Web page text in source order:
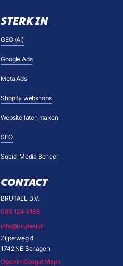
STERK IN
GEO (AI)
Google Ads
Meta Ads
Shopify webshops
Website laten maken
SEO
Social Media Beheer
CONTACT
BRUTAEL B.V.
085 124 9188
info@brutael.nl
Zijperweg 4
1742 NE Schagen
Open in Google Maps